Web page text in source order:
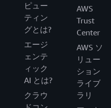
ピュー
ティン
グとは?
エージ
ェンテ
ィック
AI とは?
クラウ
AWS
Trust
Center
AWS ソ
リュー
ション
ライブ
ラリ